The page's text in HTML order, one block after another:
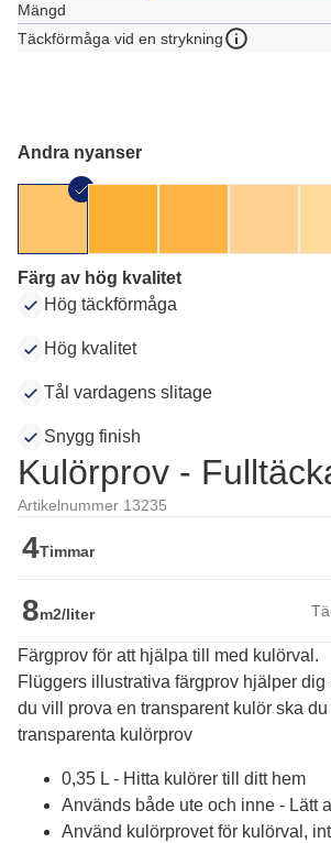
Mängd
Täckförmåga vid en strykning
Andra nyanser
Färg av hög kvalitet
Hög täckförmåga
Hög kvalitet
Tål vardagens slitage
Snygg finish
Kulörprov -
Artikelnummer 13235
4Timmar
8m2/liter
Färgprov för att hjälpa till med kulörval.
Flüggers illustrativa färgprov hjälper dig
du vill prova en transparent kulör ska
transparenta kulörprov
0,35 L - Hitta kulörer till ditt hem
Används både ute och inne - Lätt
Använd kulörprovet för kulörval,